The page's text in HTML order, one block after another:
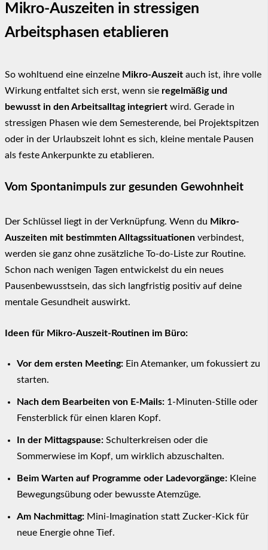
Mikro-Auszeiten in stressigen
Arbeitsphasen etablieren
So wohltuend eine einzelne Mikro-Auszeit auch ist, ihre volle
Wirkung entfaltet sich erst, wenn sie regelmäßig und
bewusst in den Arbeitsalltag integriert wird. Gerade in
stressigen Phasen wie dem Semesterende, bei Projektspitzen
oder in der Urlaubszeit lohnt es sich, kleine mentale Pausen
als feste Ankerpunkte zu etablieren.
Vom Spontanimpuls zur gesunden Gewohnheit
Der Schlüssel liegt in der Verknüpfung. Wenn du Mikro-
Auszeiten mit bestimmten Alltagssituationen verbindest,
werden sie ganz ohne zusätzliche To-do-Liste zur Routine.
Schon nach wenigen Tagen entwickelst du ein neues
Pausenbewusstsein, das sich langfristig positiv auf deine
mentale Gesundheit auswirkt.
Ideen für Mikro-Auszeit-Routinen im Büro:
Vor dem ersten Meeting: Ein Atemanker, um fokussiert zu
starten.
Nach dem Bearbeiten von E-Mails: 1-Minuten-Stille oder
Fensterblick für einen klaren Kopf.
In der Mittagspause: Schulterkreisen oder die
Sommerwiese im Kopf, um wirklich abzuschalten.
Beim Warten auf Programme oder Ladevorgänge: Kleine
Bewegungsübung oder bewusste Atemzüge.
Am Nachmittag: Mini-Imagination statt Zucker-Kick für
neue Energie ohne Tief.